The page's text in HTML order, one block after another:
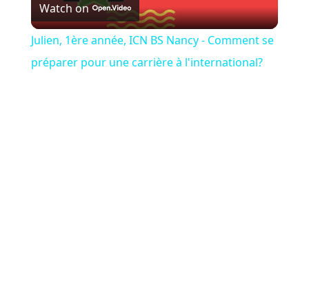
Video
Watch on
Julien, 1ère année, ICN BS Nancy - Comment se
préparer pour une carrière à l'international?